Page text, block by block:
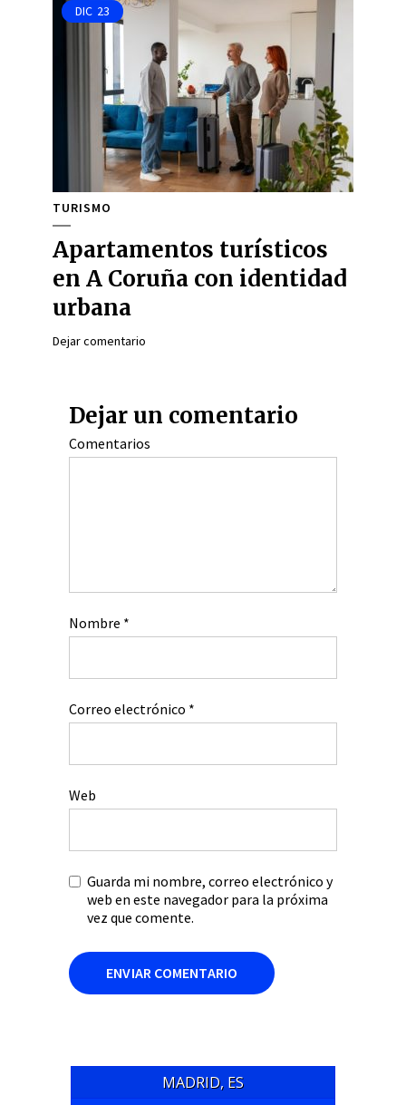
DIC 23
TURISMO
Apartamentos turísticos
en A Coruña con identidad
urbana
Dejar comentario
Dejar un comentario
Comentarios
Nombre *
Correo electrónico *
Web
Guarda mi nombre, correo electrónico y
web en este navegador para la próxima
vez que comente.
MADRID, ES